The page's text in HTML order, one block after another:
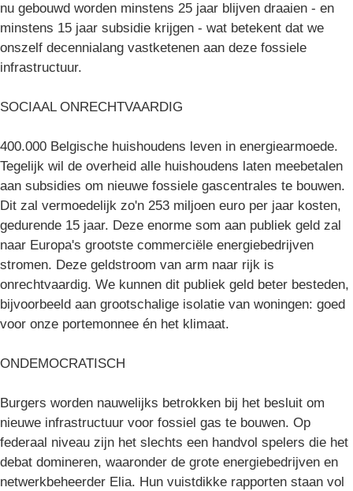
nu gebouwd worden minstens 25 jaar blijven draaien - en
minstens 15 jaar subsidie krijgen - wat betekent dat we
onszelf decennialang vastketenen aan deze fossiele
infrastructuur.
SOCIAAL ONRECHTVAARDIG
400.000 Belgische huishoudens leven in energiearmoede.
Tegelijk wil de overheid alle huishoudens laten meebetalen
aan subsidies om nieuwe fossiele gascentrales te bouwen.
Dit zal vermoedelijk zo'n 253 miljoen euro per jaar kosten,
gedurende 15 jaar. Deze enorme som aan publiek geld zal
naar Europa's grootste commerciële energiebedrijven
stromen. Deze geldstroom van arm naar rijk is
onrechtvaardig. We kunnen dit publiek geld beter besteden,
bijvoorbeeld aan grootschalige isolatie van woningen: goed
voor onze portemonnee én het klimaat.
ONDEMOCRATISCH
Burgers worden nauwelijks betrokken bij het besluit om
nieuwe infrastructuur voor fossiel gas te bouwen. Op
federaal niveau zijn het slechts een handvol spelers die het
debat domineren, waaronder de grote energiebedrijven en
netwerkbeheerder Elia. Hun vuistdikke rapporten staan vol